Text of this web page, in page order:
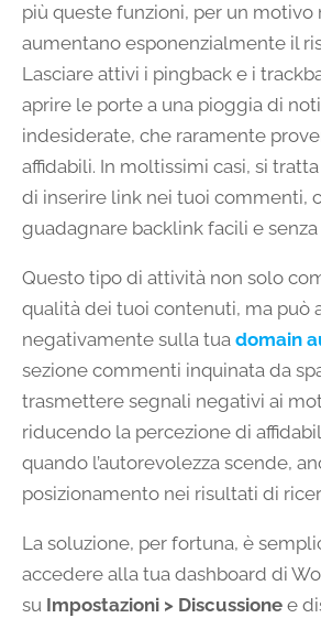
più queste funzioni, per un
aumentano esponenzialmente il
Lasciare attivi i pingback e i
aprire le porte a una pioggia di
indesiderate, che raramente
affidabili. In moltissimi casi, si
di inserire link nei tuoi commenti,
guadagnare backlink facili e senza
Questo tipo di attività non solo
qualità dei tuoi contenuti, ma può
negativamente sulla tua domain
sezione commenti inquinata da
trasmettere segnali negativi ai
riducendo la percezione di
quando l’autorevolezza scende,
posizionamento nei risultati di
La soluzione, per fortuna, è
accedere alla tua dashboard di
su Impostazioni > Discussione e